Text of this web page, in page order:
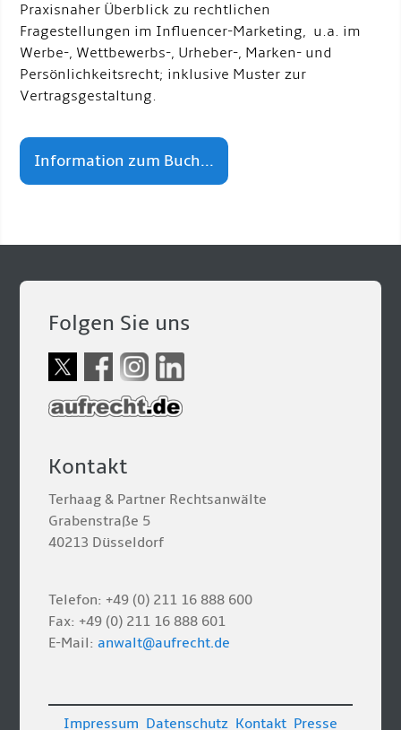
Praxisnaher Überblick zu rechtlichen
Fragestellungen im Influencer-Marketing, u.a. im
Werbe-, Wettbewerbs-, Urheber-, Marken- und
Persönlichkeitsrecht; inklusive Muster zur
Vertragsgestaltung.
Information zum Buch...
Folgen Sie uns
Kontakt
Terhaag & Partner Rechtsanwälte
Grabenstraße 5
40213 Düsseldorf
Telefon: +49 (0) 211 16 888 600
Fax: +49 (0) 211 16 888 601
E-Mail:anwalt@aufrecht.de
Impressum Datenschutz Kontakt Presse